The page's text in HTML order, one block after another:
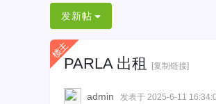
西
班
牙
华
发新帖
PARLA 出租 [复制链接]
admin 发表于 2025-6-11